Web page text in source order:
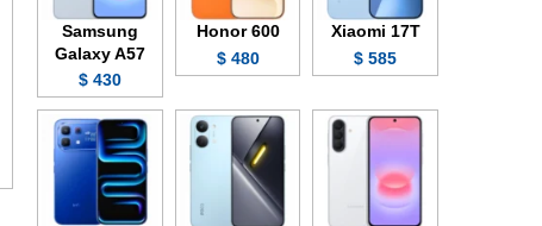
Xiaomi 17T
585 $
Honor 600
480 $
Samsung
Galaxy A57
430 $